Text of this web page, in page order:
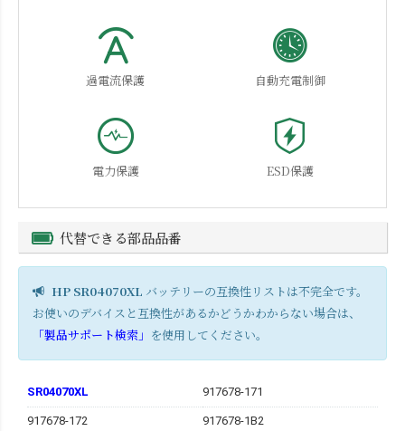
過電流保護 自動充電制御
電力保護 ESD保護
代替できる部品品番
HP SR04070XL バッテリーの互換性リストは不完全です。
お使いのデバイスと互換性があるかどうかわからない場合は、
「製品サポート検索」 を使用してください。
SR04070XL 917678-171
917678-172 917678-1B2